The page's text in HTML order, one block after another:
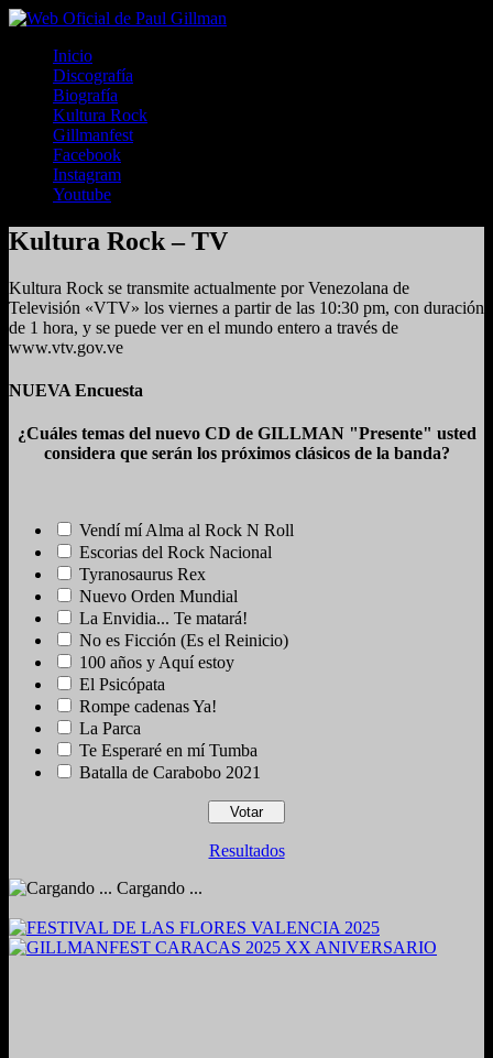
Inicio
Discografía
Biografía
Kultura Rock
Gillmanfest
Facebook
Instagram
Youtube
Kultura Rock – TV
Kultura Rock se transmite actualmente por Venezolana de
Televisión «VTV» los viernes a partir de las 10:30 pm, con duración
de 1 hora, y se puede ver en el mundo entero a través de
www.vtv.gov.ve
NUEVA Encuesta
¿Cuáles temas del nuevo CD de GILLMAN "Presente" usted
considera que serán los próximos clásicos de la banda?
Vendí mí Alma al Rock N Roll
Escorias del Rock Nacional
Tyranosaurus Rex
Nuevo Orden Mundial
La Envidia... Te matará!
No es Ficción (Es el Reinicio)
100 años y Aquí estoy
El Psicópata
Rompe cadenas Ya!
La Parca
Te Esperaré en mí Tumba
Batalla de Carabobo 2021
Resultados
Cargando ...